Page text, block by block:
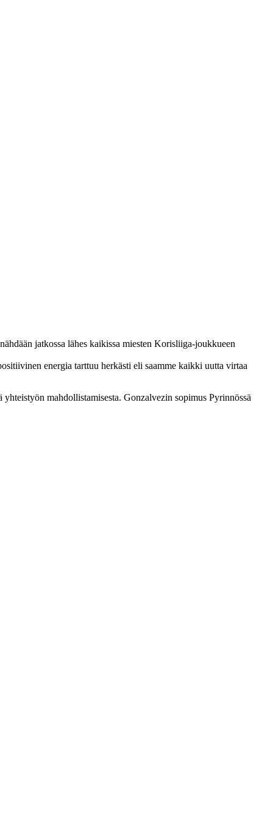
jatkossa lähes kaikissa miesten Korisliiga-joukkueen
energia tarttuu herkästi eli saamme kaikki uutta virtaa
mahdollistamisesta. Gonzalvezin sopimus Pyrinnössä